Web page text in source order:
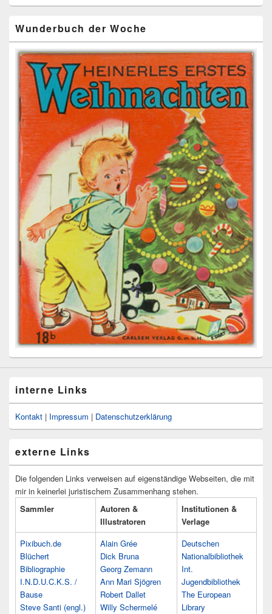
Wunderbuch der Woche
interne Links
Kontakt | Impressum | Datenschutzerklärung
externe Links
Die folgenden Links verweisen auf eigenständige Webseiten, die mit
mir in keinerlei juristischem Zusammenhang stehen.
Sammler
Autoren &
Illustratoren
Institutionen &
Verlage
Pixibuch.de
Blüchert
Bibliographie
I.N.D.U.C.K.S. /
Bause
Steve Santi (engl.)
Alain Grée
Dick Bruna
Georg Zemann
Ann Mari Sjögren
Robert Dallet
Willy Schermelé
Deutschen
Nationalbibliothek
Int.
Jugendbibliothek
The European
Library